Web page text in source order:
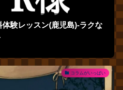
験レッスン(鹿児島)‐ラクな
コラムがいっぱい